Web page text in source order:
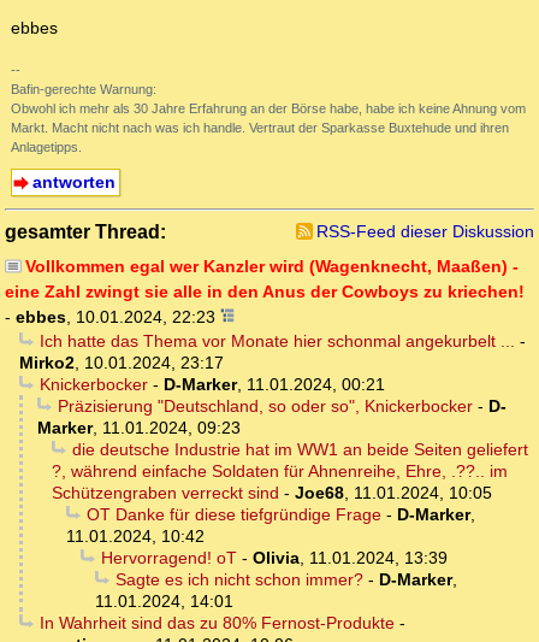
ebbes
--
Bafin-gerechte Warnung:
Obwohl ich mehr als 30 Jahre Erfahrung an der Börse habe, habe ich keine Ahnung vom
Markt. Macht nicht nach was ich handle. Vertraut der Sparkasse Buxtehude und ihren
Anlagetipps.
antworten
gesamter Thread:
RSS-Feed dieser Diskussion
Vollkommen egal wer Kanzler wird (Wagenknecht, Maaßen) -
eine Zahl zwingt sie alle in den Anus der Cowboys zu kriechen!
- ebbes, 10.01.2024, 22:23
Ich hatte das Thema vor Monate hier schonmal angekurbelt ... -
Mirko2, 10.01.2024, 23:17
Knickerbocker- D-Marker, 11.01.2024, 00:21
Präzisierung "Deutschland, so oder so", Knickerbocker- D-
Marker, 11.01.2024, 09:23
die deutsche Industrie hat im WW1 an beide Seiten geliefert
?, während einfache Soldaten für Ahnenreihe, Ehre, .??.. im
Schützengraben verreckt sind - Joe68, 11.01.2024, 10:05
OT Danke für diese tiefgründige Frage- D-Marker,
11.01.2024, 10:42
Hervorragend! oT- Olivia, 11.01.2024, 13:39
Sagte es ich nicht schon immer?- D-Marker,
11.01.2024, 14:01
In Wahrheit sind das zu 80% Fernost-Produkte-